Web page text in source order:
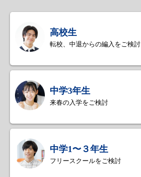
高校生
転校、中退からの編入をご検討
中学3年生
来春の入学をご検討
中学1〜３年生
フリースクールをご検討